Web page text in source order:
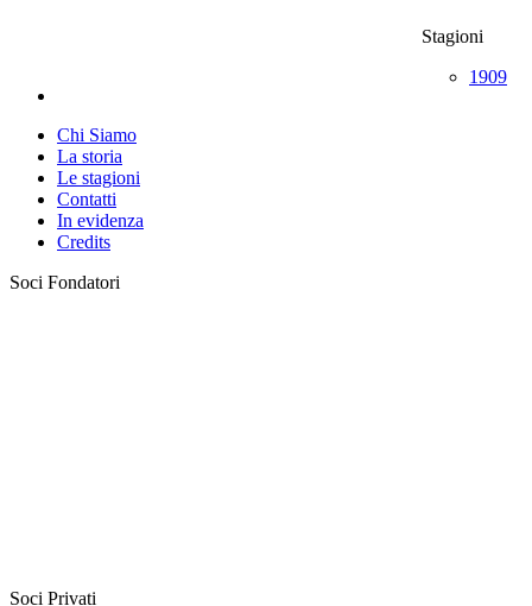
Stagioni
1909
Chi Siamo
La storia
Le stagioni
Contatti
In evidenza
Credits
Soci Fondatori
Soci Privati